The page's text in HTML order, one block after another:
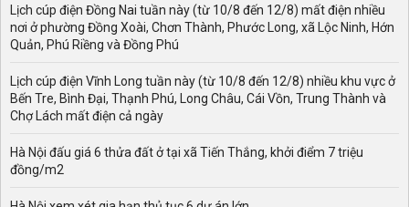
Lịch cúp điện Đồng Nai tuần này (từ 10/8 đến 12/8) mất điện nhiều
nơi ở phường Đồng Xoài, Chơn Thành, Phước Long, xã Lộc Ninh, Hớn
Quản, Phú Riềng và Đồng Phú
Lịch cúp điện Vĩnh Long tuần này (từ 10/8 đến 12/8) nhiều khu vực ở
Bến Tre, Bình Đại, Thạnh Phú, Long Châu, Cái Vồn, Trung Thành và
Chợ Lách mất điện cả ngày
Hà Nội đấu giá 6 thửa đất ở tại xã Tiến Thắng, khởi điểm 7 triệu
đồng/m2